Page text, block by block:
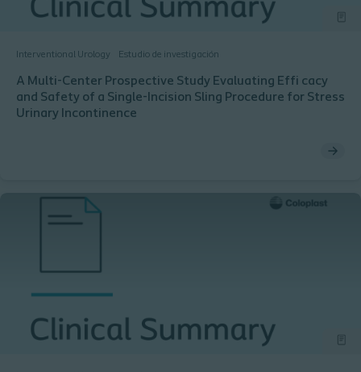
Interventional Urology Estudio de investigación
A Multi-Center Prospective Study Evaluating Effi cacy
and Safety of a Single-Incision Sling Procedure for Stress
Urinary Incontinence